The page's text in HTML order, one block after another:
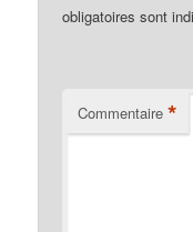
obligatoires sont
Commentaire *